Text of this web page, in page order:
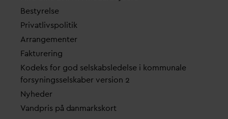
Bestyrelse
Privatlivspolitik
Arrangementer
Fakturering
Kodeks for god selskabsledelse i kommunale
forsyningsselskaber version 2
Nyheder
Vandpris på danmarkskort